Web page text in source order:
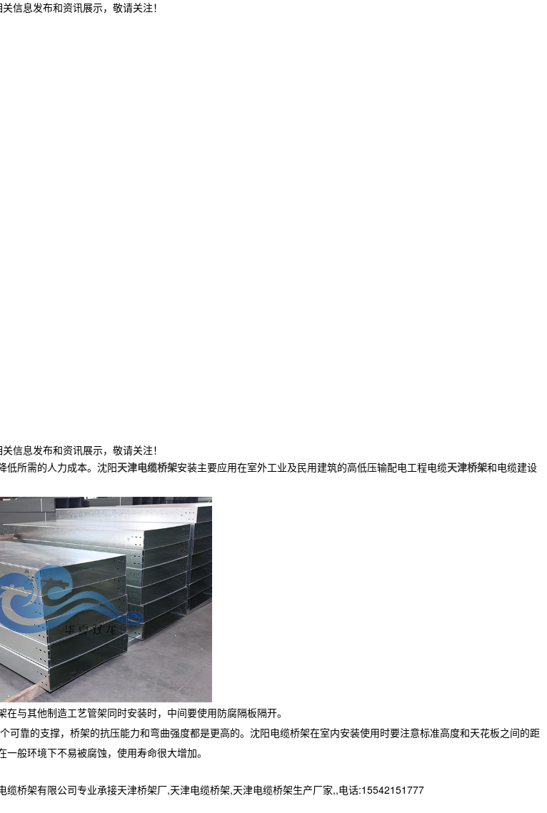
信息发布和资讯展示，敬请关注！
信息发布和资讯展示，敬请关注！
低所需的人力成本。沈阳天津电缆桥架安装主要应用在室外工业及民用建筑的高低压输配电工程电缆天津桥架和电缆建设
与其他制造工艺管架同时安装时，中间要使用防腐隔板隔开。
靠的支撑，桥架的抗压能力和弯曲强度都是更高的。沈阳电缆桥架在室内安装使用时要注意标准高度和天花板之间的距
般环境下不易被腐蚀，使用寿命很大增加。
桥架有限公司专业承接天津桥架厂,天津电缆桥架,天津电缆桥架生产厂家,,电话:15542151777